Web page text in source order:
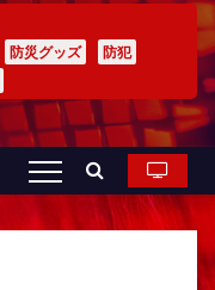
防災グッズ
防犯